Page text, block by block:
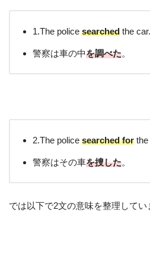
1.The police searched the car.
警察は車の中を調べた。
2.The police searched for the
警察はその車を捜した。
では以下で2文の意味を整理してい